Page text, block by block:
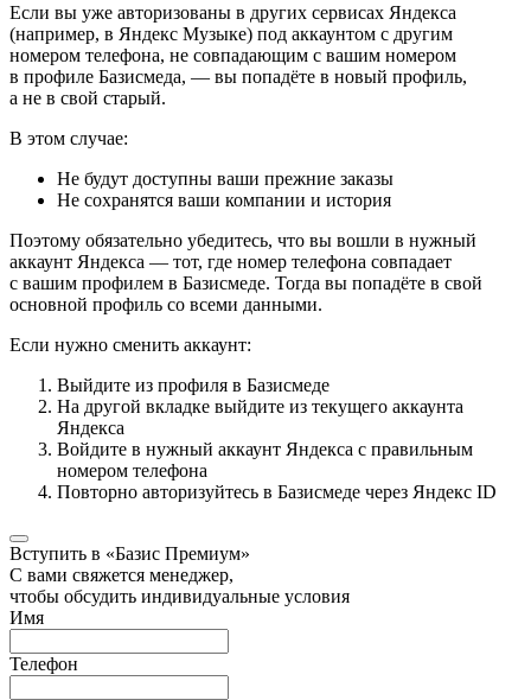
Если вы уже авторизованы в других сервисах Яндекса
(например, в Яндекс Музыке) под аккаунтом с другим
номером телефона, не совпадающим с вашим номером
в профиле Базисмеда, — вы попадёте в новый профиль,
а не в свой старый.
В этом случае:
Не будут доступны ваши прежние заказы
Не сохранятся ваши компании и история
Поэтому обязательно убедитесь, что вы вошли в нужный
аккаунт Яндекса — тот, где номер телефона совпадает
с вашим профилем в Базисмеде. Тогда вы попадёте в свой
основной профиль со всеми данными.
Если нужно сменить аккаунт:
Выйдите из профиля в Базисмеде
На другой вкладке выйдите из текущего аккаунта
Яндекса
Войдите в нужный аккаунт Яндекса с правильным
номером телефона
Повторно авторизуйтесь в Базисмеде через Яндекс ID
Вступить в «Базис Премиум»
С вами свяжется менеджер,
чтобы обсудить индивидуальные условия
Имя
Телефон